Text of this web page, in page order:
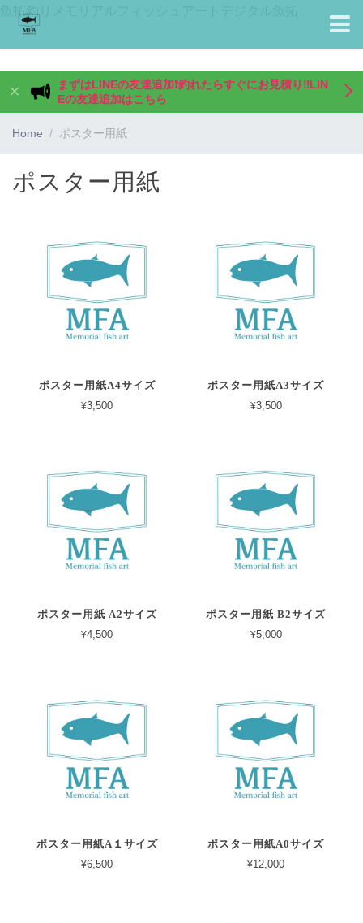
魚拓釣りメモリアルフィッシュアートデジタル魚拓
まずはLINEの友達追加❗️釣れたらすぐにお見積り‼️LIN
Eの友達追加はこちら
Home ポスター用紙
ポスター用紙
ポスター用紙A4サイズ
¥3,500
ポスター用紙A3サイズ
¥3,500
ポスター用紙 A2サイズ
¥4,500
ポスター用紙 B2サイズ
¥5,000
ポスター用紙A１サイズ
¥6,500
ポスター用紙A0サイズ
¥12,000